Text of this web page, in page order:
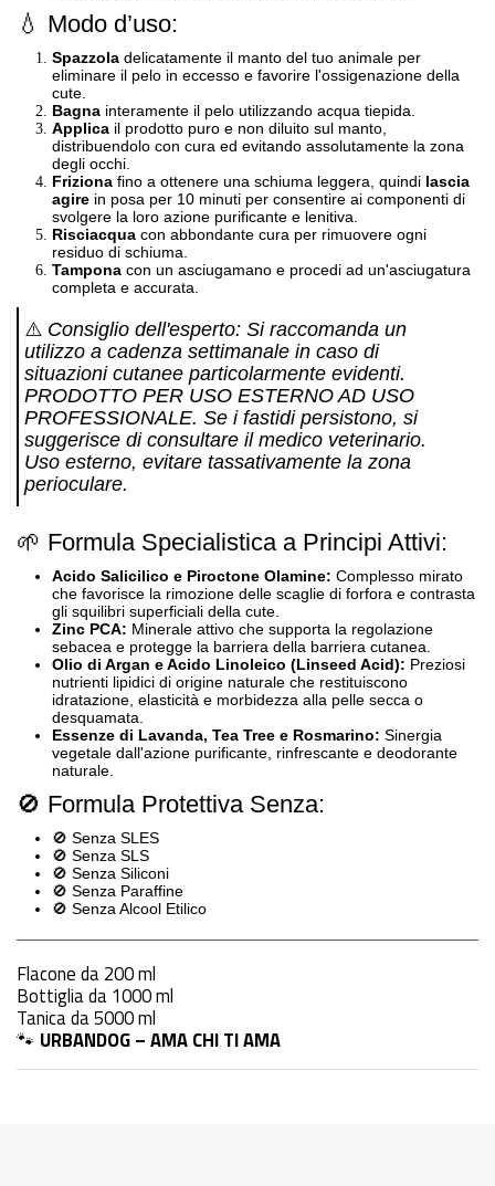
💧 Modo d’uso:
Spazzola delicatamente il manto del tuo animale per
eliminare il pelo in eccesso e favorire l'ossigenazione della
cute
Bagna interamente il pelo utilizzando acqua tiepida
Applica il prodotto puro e non diluito sul manto,
distribuendolo con cura ed evitando assolutamente la zona
degli occhi
Friziona fino a ottenere una schiuma leggera, quindi lascia
agire in posa per 10 minuti per consentire ai componenti di
svolgere la loro azione purificante e lenitiva
Risciacqua con abbondante cura per rimuovere ogni
residuo di schiuma
Tampona con un asciugamano e procedi ad un'asciugatura
completa e accurata
⚠️ Consiglio dell'esperto: Si raccomanda un
utilizzo a cadenza settimanale in caso di
situazioni cutanee particolarmente evidenti.
PRODOTTO PER USO ESTERNO AD USO
PROFESSIONALE. Se i fastidi persistono, si
suggerisce di consultare il medico veterinario.
Uso esterno, evitare tassativamente la zona
perioculare.
🌱 Formula Specialistica a Principi Attivi:
Acido Salicilico e Piroctone Olamine: Complesso mirato
che favorisce la rimozione delle scaglie di forfora e contrasta
gli squilibri superficiali della cute
Zinc PCA: Minerale attivo che supporta la regolazione
sebacea e protegge la barriera della barriera cutanea
Olio di Argan e Acido Linoleico (Linseed Acid): Preziosi
nutrienti lipidici di origine naturale che restituiscono
idratazione, elasticità e morbidezza alla pelle secca o
desquamata
Essenze di Lavanda, Tea Tree e Rosmarino: Sinergia
vegetale dall'azione purificante, rinfrescante e deodorante
naturale
🚫 Formula Protettiva Senza:
🚫 Senza SLES
🚫 Senza SLS
🚫 Senza Siliconi
🚫 Senza Paraffine
🚫 Senza Alcool Etilico
Flacone da 200 ml
Bottiglia da 1000 ml
Tanica da 5000 ml
🐾 URBANDOG – AMA CHI TI AMA